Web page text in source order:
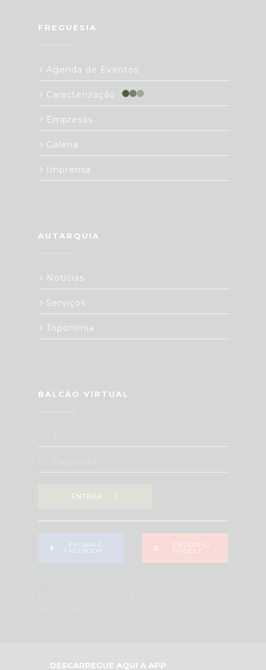
FREGUESIA
Agenda de Eventos
Caracterização
Empresas
Galeria
Imprensa
AUTARQUIA
Notícias
Serviços
Toponímia
BALCÃO VIRTUAL
ENTRAR
ENTRAR C/
FACEBOOK
ENTRAR C/
GOOGLE
DESCARREGUE AQUI A APP